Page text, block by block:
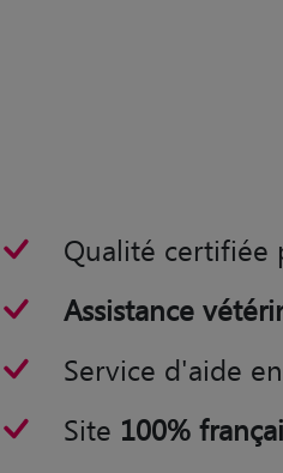
Qualité certifiée
Assistance
Service d'aide
Site 100%